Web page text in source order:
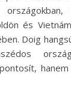
és
Doig